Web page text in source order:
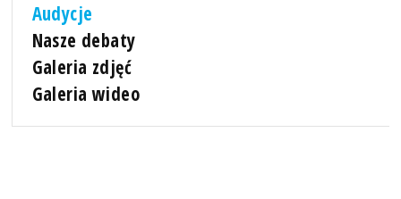
Audycje
Nasze debaty
Galeria zdjęć
Galeria wideo